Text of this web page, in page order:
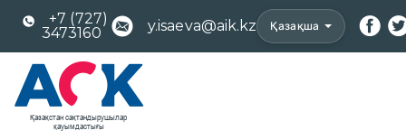
+7 (727)
3473160
y.isaeva@aik.kz Қазақша